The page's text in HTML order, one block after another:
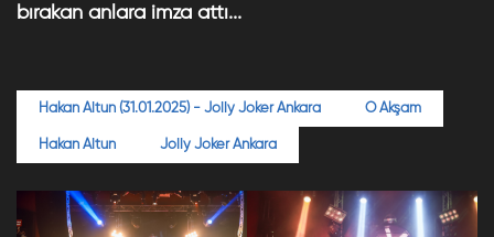
bırakan anlara imza attı...
Hakan Altun (31.01.2025) - Jolly Joker Ankara O Akşam
Hakan Altun Jolly Joker Ankara